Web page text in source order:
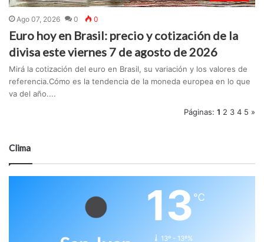
Ago 07, 2026 0 0
Euro hoy en Brasil: precio y cotización de la
divisa este viernes 7 de agosto de 2026
Mirá la cotización del euro en Brasil, su variación y los valores de
referencia.Cómo es la tendencia de la moneda europea en lo que
va del año....
Páginas: 1 2 3 4 5 »
Clima
13 ℃
13º - 13º%